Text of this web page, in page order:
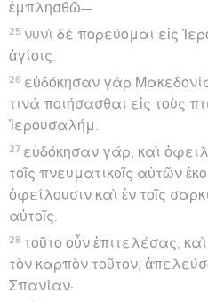
ἐμπλησθῶ—
25 νυνὶ δὲ πορεύομαι εἰς
ἁγίοις.
26 εὐδόκησαν γὰρ
τινὰ ποιήσασθαι εἰς τοὺς
Ἰερουσαλήμ.
27 εὐδόκησαν γάρ, καὶ
τοῖς πνευματικοῖς αὐτῶν
ὀφείλουσιν καὶ ἐν τοῖς
αὐτοῖς.
28 τοῦτο οὖν ἐπιτελέσας,
τὸν καρπὸν τοῦτον,
Σπανίαν·